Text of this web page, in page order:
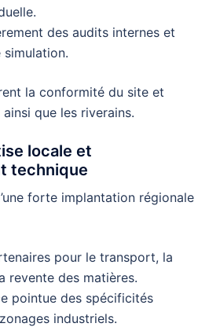
des audits internes et
la conformité du site et
que les riverains.
locale et
technique
forte implantation régionale
pour le transport, la
revente des matières.
pointue des spécificités
industriels.